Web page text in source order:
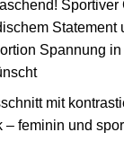
Sportiver
Statement
Spannung
mit
– feminin und